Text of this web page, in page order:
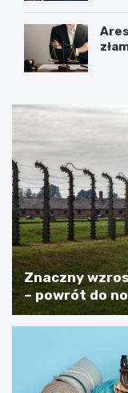
Znaczny
– powrót do